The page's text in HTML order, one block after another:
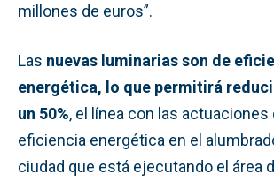
millones de euros”.
Las nuevas luminarias son de
energética, lo que permitirá
un 50%, el línea con las actuaciones
eficiencia energética en el
ciudad que está ejecutando el área